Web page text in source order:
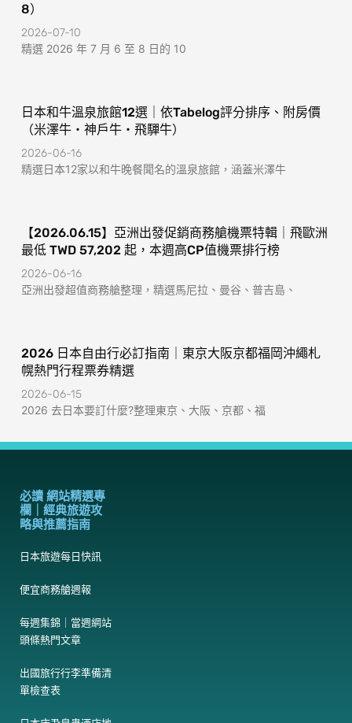
8）
2026-07-10
精選 2026 年 7 月 6 至 8 日的 10
日本和牛溫泉旅館12選｜依Tabelog評分排序、附房價
（米澤牛・神戶牛・飛驒牛）
2026-06-16
精選日本12家以和牛晚餐聞名的溫泉旅館，涵蓋米澤牛
【2026.06.15】亞洲出發促銷商務艙機票特輯｜飛歐洲
最低 TWD 57,202 起，本週高CP值機票排行榜
2026-06-16
亞洲出發超值商務艙整理，精選馬尼拉、曼谷、普吉島、
2026 日本自由行必訂指南｜東京大阪京都福岡沖繩札
幌熱門行程票券精選
2026-06-15
2026 去日本要訂什麼?整理東京、大阪、京都、福
必讀 網站精選專
欄｜經典旅遊攻
略與推薦指南
日本旅遊每日快訊
便宜商務艙週報
每週集錦｜當週網站
頭條熱門文章
出國旅行行李準備清
單檢查表